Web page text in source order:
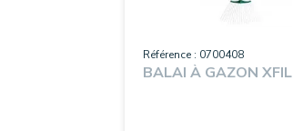
Référence : 0700408
BALAI À GAZON XFIL